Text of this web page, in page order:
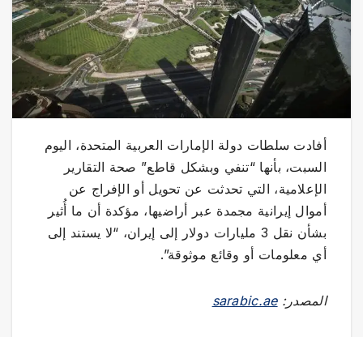
أفادت سلطات دولة الإمارات العربية المتحدة، اليوم
السبت، بأنها “تنفي وبشكل قاطع” صحة التقارير
الإعلامية، التي تحدثت عن تحويل أو الإفراج عن
أموال إيرانية مجمدة عبر أراضيها، مؤكدة أن ما أُثير
بشأن نقل 3 مليارات دولار إلى إيران، “لا يستند إلى
أي معلومات أو وقائع موثوقة”.
المصدر:sarabic.ae